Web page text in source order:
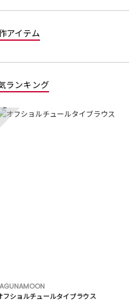
アイテム
ランキング
2
フショルチュールタイブラウス